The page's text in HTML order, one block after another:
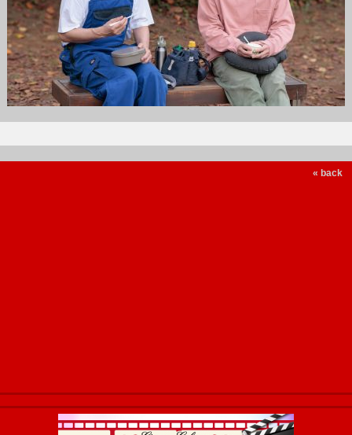
« back